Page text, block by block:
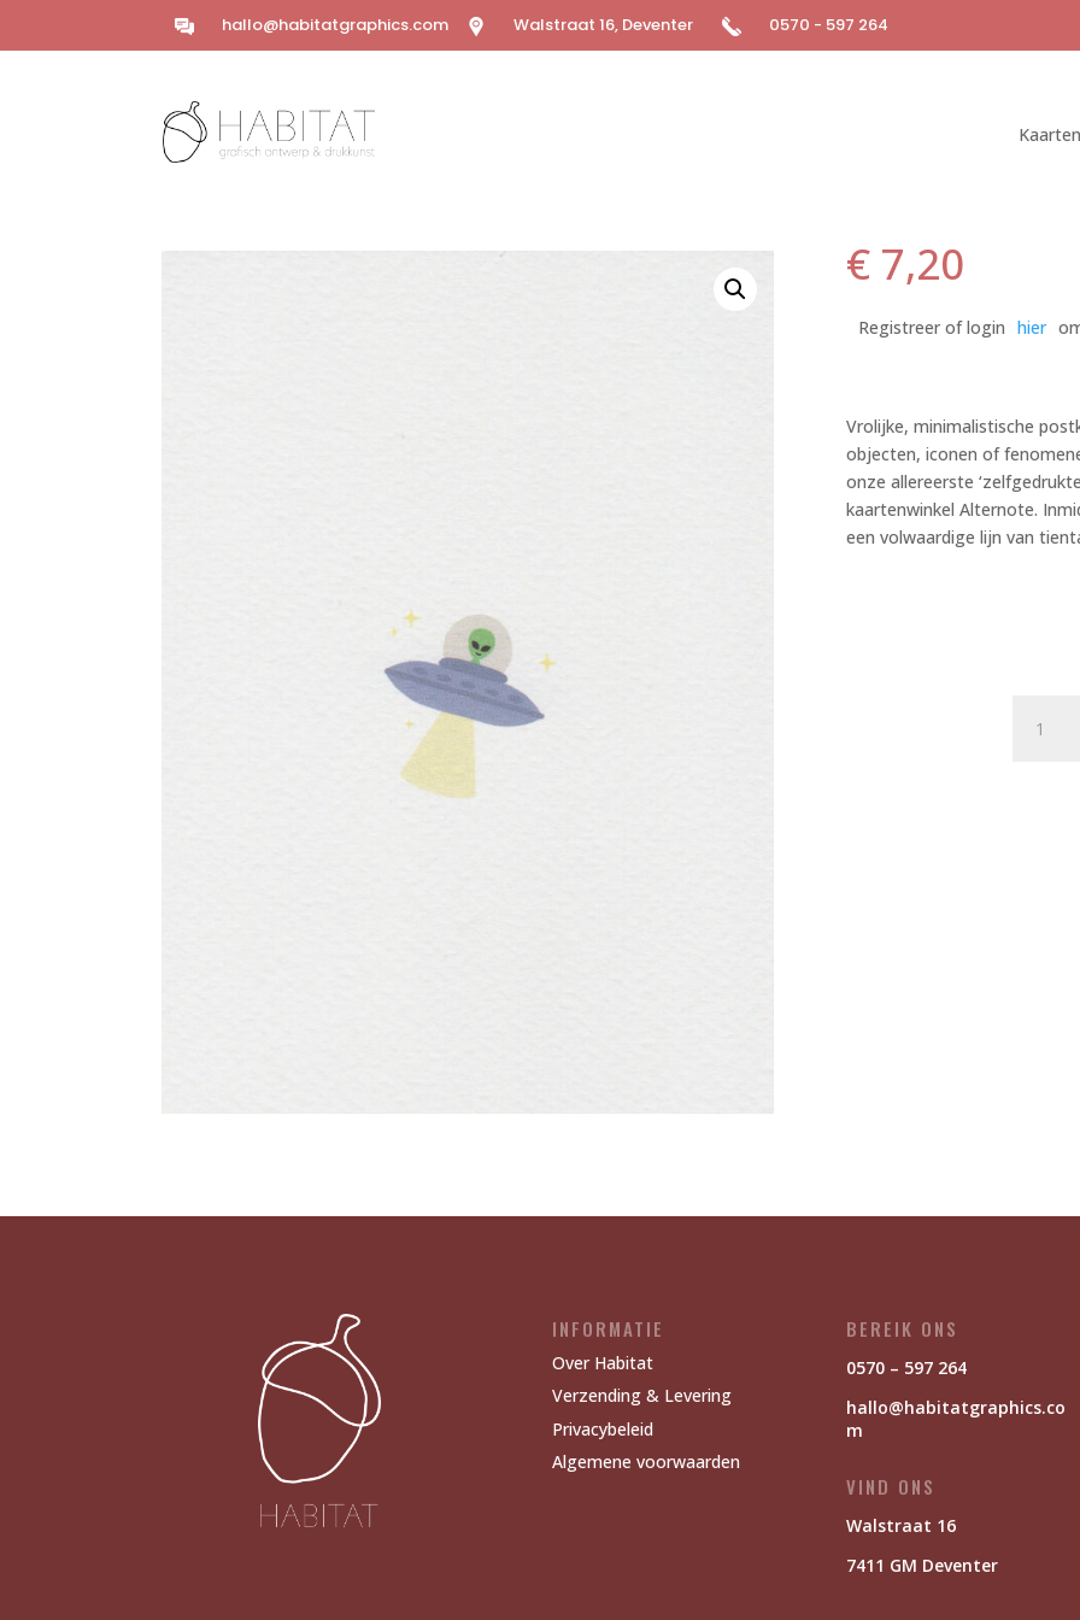
hallo@habitatgraphics.com Walstraat 16, Deventer 0570 - 597 264
Kaarten
€7,20
Registreer of login hier
Vrolijke, minimalistische
objecten, iconen of
onze allereerste
kaartenwinkel Alternote.
een volwaardige lijn van
The
INFORMATIE
Over Habitat
Verzending & Levering
Privacybeleid
Algemene voorwaarden
BEREIK ONS
0570 – 597 264
hallo@habitatgraphics.co
m
VIND ONS
Walstraat 16
7411 GM Deventer